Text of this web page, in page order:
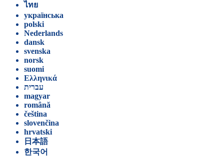
ไทย
українська
polski
Nederlands
dansk
svenska
norsk
suomi
Ελληνικά
עברית
magyar
română
čeština
slovenčina
hrvatski
日本語
한국어